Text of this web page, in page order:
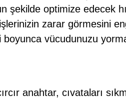
şekilde optimize edecek
zarar görmesini
vücudunuzu
anahtar, cıvataları